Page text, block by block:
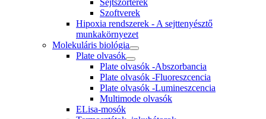
Szoftverek
Hipoxia rendszerek - A sejttenyésztő
munkakörnyezet
Molekuláris biológia
Plate olvasók
Plate olvasók -Abszorbancia
Plate olvasók -Fluoreszcencia
Plate olvasók -Lumineszcencia
Multimode olvasók
ELisa-mosók